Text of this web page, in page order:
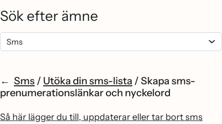
Sök efter ämne
Sms / Utöka din sms-lista / Skapa sms-
prenumerationslänkar och nyckelord
Så här lägger du till, uppdaterar eller tar bort sms